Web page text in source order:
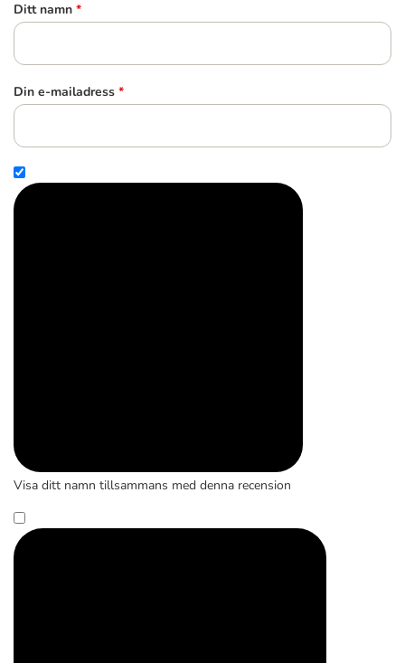
Ditt namn *
Din e-mailadress *
Visa ditt namn tillsammans med denna recension